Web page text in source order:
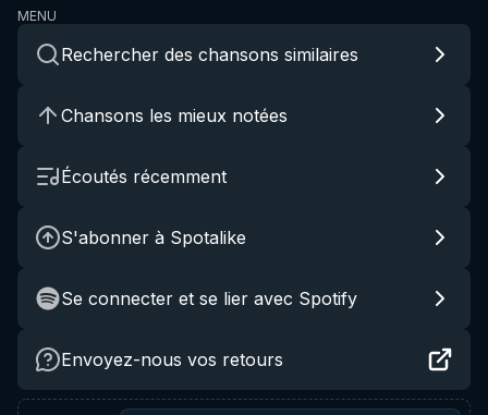
MENU
Rechercher des chansons similaires
Chansons les mieux notées
Écoutés récemment
S'abonner à Spotalike
Se connecter et se lier avec Spotify
Envoyez-nous vos retours